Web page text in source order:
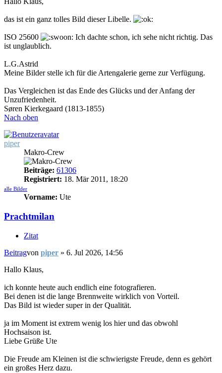
das ist ein ganz tolles Bild dieser Libelle.
ISO 25600
Ich dachte schon, ich sehe nicht richtig. Das
ist unglaublich.
L.G.Astrid
Meine Bilder stelle ich für die Artengalerie gerne zur Verfügung.
Das Vergleichen ist das Ende des Glücks und der Anfang der
Unzufriedenheit.
Søren Kierkegaard (1813-1855)
Nach oben
piper
Makro-Crew
Beiträge: 61306
Registriert: 18. Mär 2011, 18:20
alle Bilder
Vorname: Ute
Prachtmilan
Zitat
Beitragvon piper » 6. Jul 2026, 14:56
Hallo Klaus,
ich konnte heute auch endlich eine fotografieren.
Bei denen ist die lange Brennweite wirklich von Vorteil.
Das Bild ist wieder super in der Qualität.
ja im Moment ist extrem wenig los hier und das obwohl
Hochsaison ist.
Liebe Grüße Ute
Die Freude am Kleinen ist die schwierigste Freude, denn es gehört
ein großes Herz dazu.